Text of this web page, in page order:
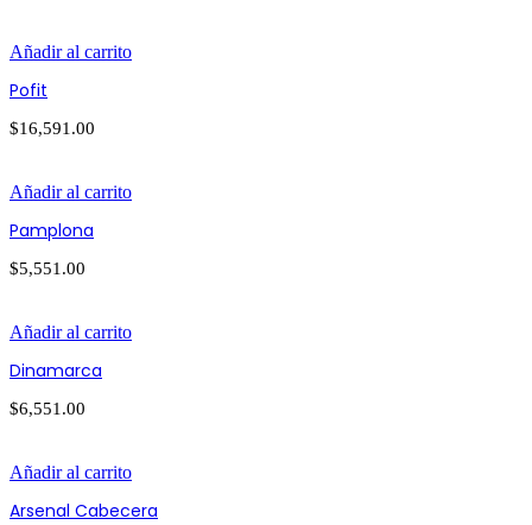
Añadir al carrito
Pofit
$16,591.00
Añadir al carrito
Pamplona
$5,551.00
Añadir al carrito
Dinamarca
$6,551.00
Añadir al carrito
Arsenal Cabecera